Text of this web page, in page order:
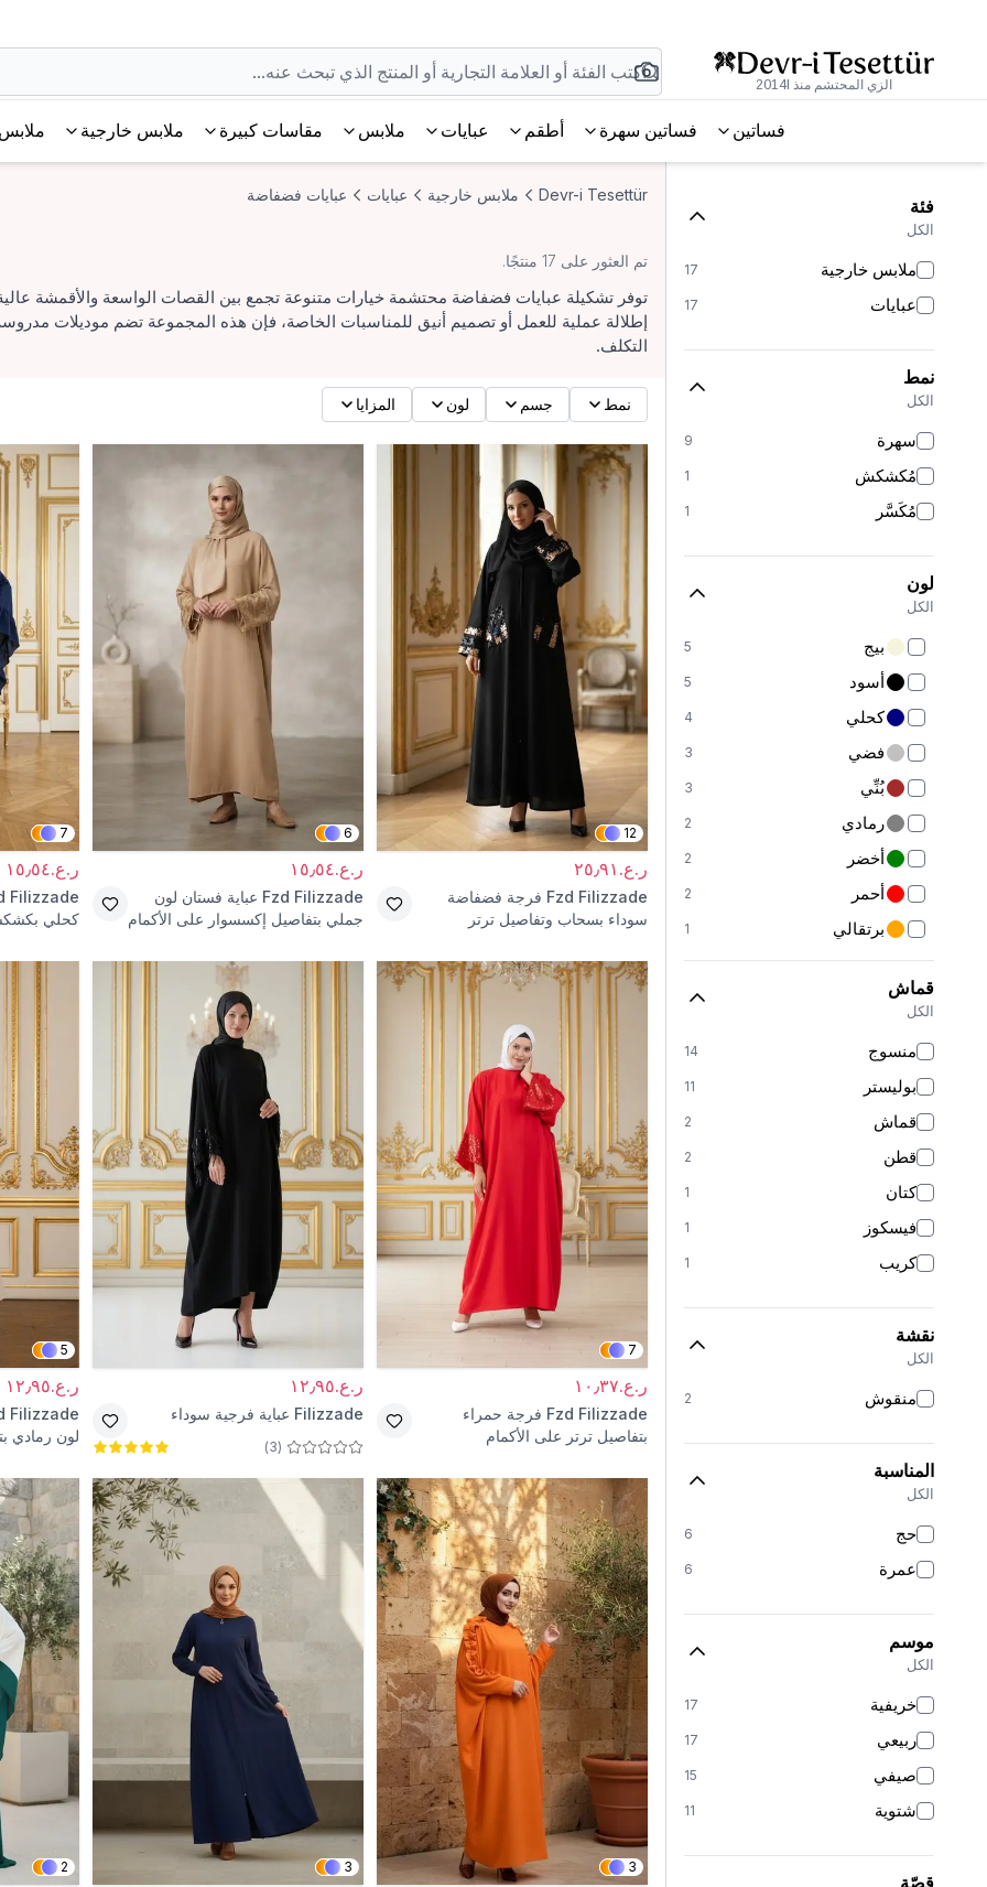
الزي المحتشم منذ 2014l
فساتين فساتين سهرة أطقم عبايات ملابس مقاسات كبيرة ملابس خارجية
فئة
الكل
ملابس خارجية 17
عبايات 17
نمط
الكل
سهرة 9
مُكشكش 1
مُكَسَّر 1
لون
الكل
بيج 5
أسود 5
كحلي 4
فضي 3
بُنِّي 3
رمادي 2
أخضر 2
أحمر 2
برتقالي 1
كاكي 1
قماش
الكل
منسوج 14
بوليستر 11
قماش 2
قطن 2
كتان 1
فيسكوز 1
كريب 1
نقشة
الكل
منقوش 2
المناسبة
الكل
حج 6
عمرة 6
موسم
الكل
خريفية 17
ربيعي 17
صيفي 15
شتوية 11
قصّة
Devr-i Tesettür ملابس خارجية عبايات عبايات فضفاضة
تم العثور على 17 منتجًا.
توفر تشكيلة عبايات فضفاضة محتشمة خيارات متنوعة تجمع بين القصات الواسعة والأقمشة
إطلالة عملية للعمل أو تصميم أنيق للمناسبات الخاصة، فإن هذه المجموعة تضم موديلات
التكلف.
نمط جسم لون المزايا
12
ر.ع.٢٥٫٩١
Fzd Filizzade فرجة فضفاضة
سوداء بسحاب وتفاصيل ترتر
6
ر.ع.١٥٫٥٤
Fzd Filizzade عباية فستان لون
جملي بتفاصيل إكسسوار على الأكمام
7
ر.ع.١٥٫٥٤
Filizzade
كحلي
7
ر.ع.١٠٫٣٧
Fzd Filizzade فرجة حمراء
بتفاصيل ترتر على الأكمام
ر.ع.١٢٫٩٥
Filizzade عباية فرجية سوداء
(
3
)
5
ر.ع.١٢٫٩٥
Filizzade
لون رمادي
3
3
2